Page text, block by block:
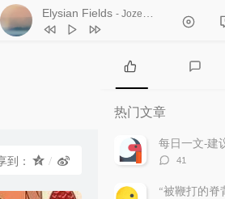
Elysian Fields - Jozef De Schutter
1
Back to you Christian Janssen
Until The Blissful Dawn Jef Martens
6 Displacement Maximilian Power
Blake Hollow
到：
热
门
文
章
论
热门文章
每日一文-建
评
数：
41
“被鞭打的脊